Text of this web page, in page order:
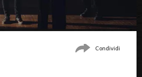
Condividi